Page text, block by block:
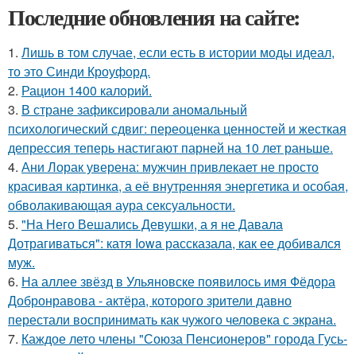
Последние обновления на сайте:
1. Лишь в том случае, если есть в истории моды идеал,
то это Синди Кроуфорд.
2. Рацион 1400 калорий.
3. В стране зафиксировали аномальный
психологический сдвиг: переоценка ценностей и жесткая
депрессия теперь настигают парней на 10 лет раньше.
4. Ани Лорак уверена: мужчин привлекает не просто
красивая картинка, а её внутренняя энергетика и особая,
обволакивающая аура сексуальности.
5. "На Него Вешались Девушки, а я не Давала
Дотрагиваться": катя Iowa рассказала, как ее добивался
муж.
6. На аллее звёзд в Ульяновске появилось имя Фёдора
Добронравова - актёра, которого зрители давно
перестали воспринимать как чужого человека с экрана.
7. Каждое лето члены "Союза Пенсионеров" города Гусь-